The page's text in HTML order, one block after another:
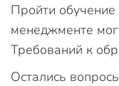
Пройти
менеджменте
Требований к
Остались